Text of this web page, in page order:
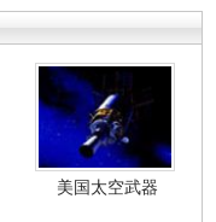
美国太空武器